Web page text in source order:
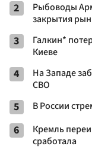
2
Рыбоводы
закрытия
3
Галкин*
Киеве
4
На Западе
СВО
5 В России
6
Кремль
сработала